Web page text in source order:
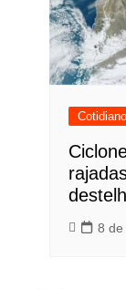
Cotidiano
8 de